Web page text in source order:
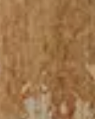
1 chambre
paix et
Restauration
et mariages
îles Maltaises